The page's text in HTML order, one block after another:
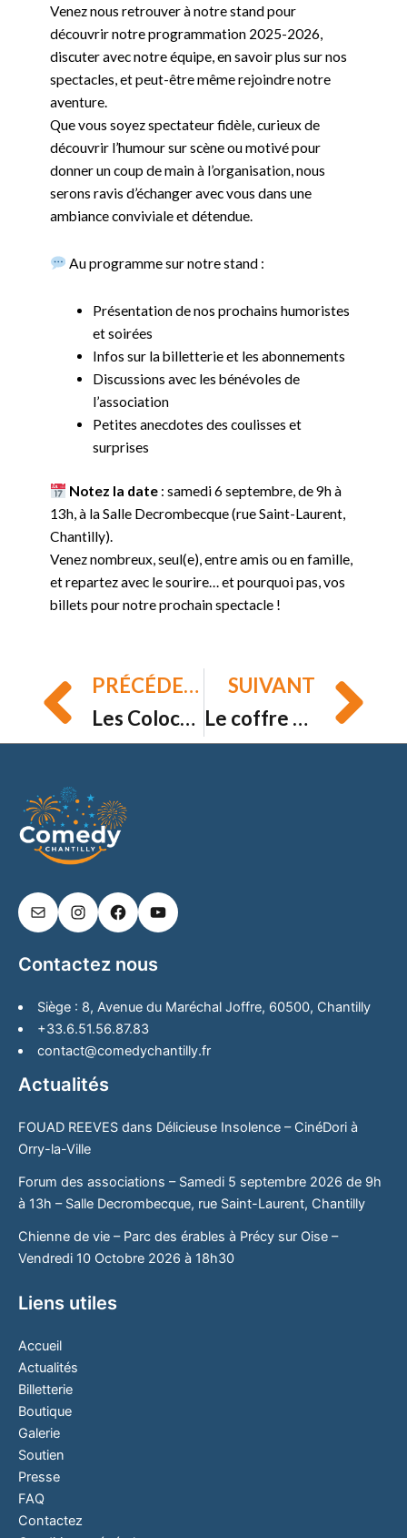
Venez nous retrouver à notre stand pour
découvrir notre programmation 2025-2026,
discuter avec notre équipe, en savoir plus sur nos
spectacles, et peut-être même rejoindre notre
aventure.
Que vous soyez spectateur fidèle, curieux de
découvrir l’humour sur scène ou motivé pour
donner un coup de main à l’organisation, nous
serons ravis d’échanger avec vous dans une
ambiance conviviale et détendue.
Au programme sur notre stand :
Présentation de nos prochains humoristes
et soirées
Infos sur la billetterie et les abonnements
Discussions avec les bénévoles de
l’association
Petites anecdotes des coulisses et
surprises
Notez la date: samedi 6 septembre, de 9h à
13h, à la Salle Decrombecque (rue Saint-Laurent,
Chantilly).
Venez nombreux, seul(e), entre amis ou en famille,
et repartez avec le sourire… et pourquoi pas, vos
billets pour notre prochain spectacle !
Prev
PRÉCÉDENT
Les Colocs – Samedi 18 Octobre 2025 à 20h30 – Espace bouteiller, Chantilly
SUIVANT
Le coffre magique – Samedi 18 Octobre 2025 à 11h00 – Espace bouteiller, Chantilly
Contactez nous
Siège : 8, Avenue du Maréchal Joffre, 60500, Chantilly
+33.6.51.56.87.83
contact@comedychantilly.fr
Actualités
FOUAD REEVES dans Délicieuse Insolence – CinéDori à
Orry-la-Ville
Forum des associations – Samedi 5 septembre 2026 de 9h
à 13h – Salle Decrombecque, rue Saint-Laurent, Chantilly
Chienne de vie – Parc des érables à Précy sur Oise –
Vendredi 10 Octobre 2026 à 18h30
Liens utiles
Accueil
Actualités
Billetterie
Boutique
Galerie
Soutien
Presse
FAQ
Contactez